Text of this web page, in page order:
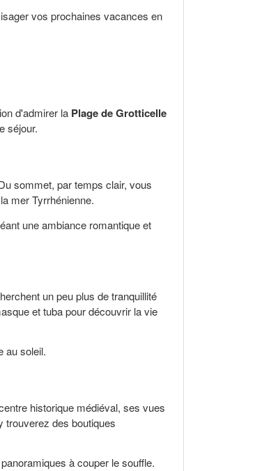
vos prochaines vacances en
d'admirer la Plage de Grotticelle
séjour.
sommet, par temps clair, vous
mer Tyrrhénienne.
une ambiance romantique et
un peu plus de tranquillité
et tuba pour découvrir la vie
au soleil.
historique médiéval, ses vues
trouverez des boutiques
à couper le souffle.